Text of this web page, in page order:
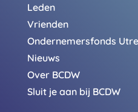
Leden
Vrienden
Ondernemersfonds
Nieuws
Over BCDW
Sluit je aan bij BCDW